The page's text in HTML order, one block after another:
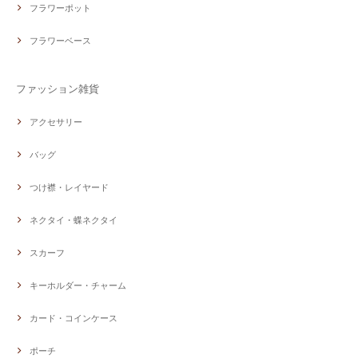
フラワーポット
フラワーベース
ファッション雑貨
アクセサリー
バッグ
つけ襟・レイヤード
ネクタイ・蝶ネクタイ
スカーフ
キーホルダー・チャーム
カード・コインケース
ポーチ